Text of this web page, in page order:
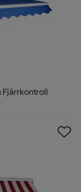
Fjärrkontroll